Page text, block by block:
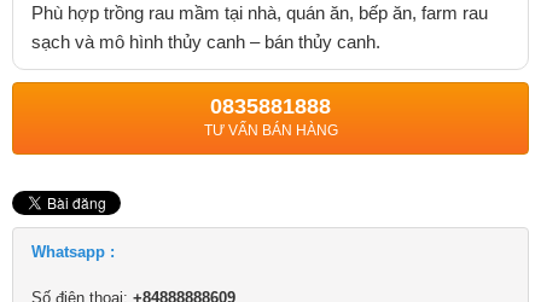
Phù hợp trồng rau mầm tại nhà, quán ăn, bếp ăn, farm rau
sạch và mô hình thủy canh – bán thủy canh.
0835881888
TƯ VẤN BÁN HÀNG
Whatsapp :
Số điện thoại: +84888888609